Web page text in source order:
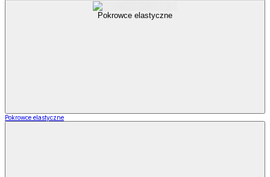
Pokrowce elastyczne
Pokrowce elastyczne